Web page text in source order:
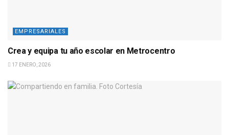
EMPRESARIALES
Crea y equipa tu año escolar en Metrocentro
17 ENERO, 2026